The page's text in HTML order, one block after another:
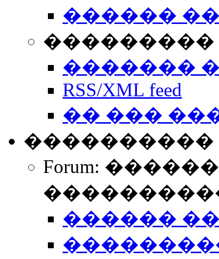
������
���������
�������
RSS/XML feed
�� ���
����������
Forum:
������